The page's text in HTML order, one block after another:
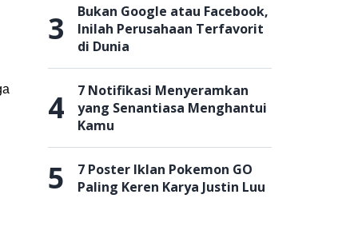
3
Bukan Google atau Facebook,
Inilah Perusahaan Terfavorit
di Dunia
4
7 Notifikasi Menyeramkan
yang Senantiasa Menghantui
Kamu
5
7 Poster Iklan Pokemon GO
Paling Keren Karya Justin Luu